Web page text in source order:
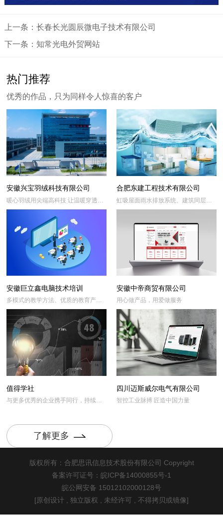
上一条：长春长光圆辰微电子技术有限公司
下一条：知常光电外贸网站
热门推荐
优秀的作品，只为同样令人惊喜的客户
安徽兴宝羽绒科技有限公司
暖心羽绒用尖端高科技 让温暖穿透寒
冬
合肥东建工程技术有限公司
虹吸屋面雨水排放系统、建筑同层排
水系统
安徽巨立鑫电脑技术培训
多模式的教学方法、优质的教育产品
和规范化的教学管理
安徽中帝商贸有限公司
用心做产品，用爱做服务
值得学社
与更多优秀的企业携手同行，持续为
四川迈斯威尔电气有限公司
智控工业脉搏 匠造中国力量
了解更多
版权所有：合肥思讯信息技术股份有限公司 Copyright
备案许可证号：皖ICP备14000855号-1
皖公网安备 15012102000128号
[原创设计 , 独立版权 , 未经许可 , 不得拷贝或镜像]